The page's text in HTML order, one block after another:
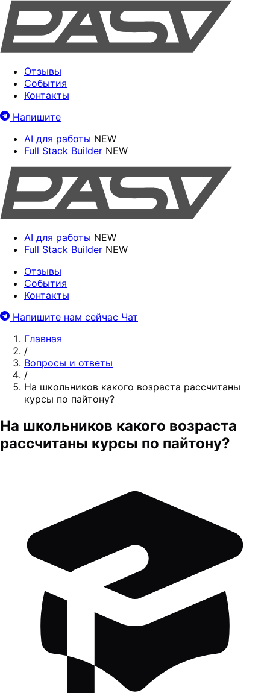
Отзывы
События
Контакты
Напишите
AI для работы NEW
Full Stack Builder NEW
AI для работы NEW
Full Stack Builder NEW
Отзывы
События
Контакты
Напишите нам сейчас Чат
Главная
/
Вопросы и ответы
/
На школьников какого возраста рассчитаны
курсы по пайтону?
На школьников какого возраста
рассчитаны курсы по пайтону?